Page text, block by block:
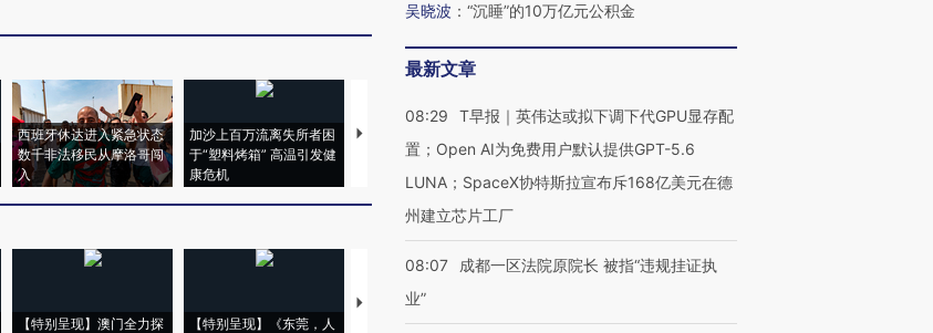
西班牙休达进入紧急状态
数千非法移民从摩洛哥闯
入
加沙上百万流离失所者困
于“塑料烤箱” 高温引发健
康危机
视线｜HYROX的吸金
术：是什么让中产们甘
心“花钱找虐”？
粒摇头丸 尿检体内含3种
毒品
育部长拱下台
【特别呈现】澳门全力探
【特别呈现】《东莞，人
【推广】走进第四届链博
会，让数智科技“链”接产
【特别呈现】寻找100种
CFO：不靠规模取胜，华
吴晓波 ： “沉睡”的10万亿元公积金
最新文章
08:29
T早报｜英伟达或拟下调下代GPU显存配
置；Open AI为免费用户默认提供GPT-5.6
LUNA；SpaceX协特斯拉宣布斥168亿美元在德
州建立芯片工厂
08:07
成都一区法院原院长 被指“违规挂证执
业”